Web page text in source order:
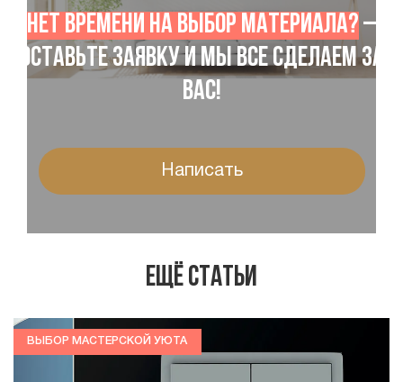
Нет времени на выбор материала?–
Оставьте заявку и мы все сделаем за
Вас!
Написать
Ещё статьи
ВЫБОР МАСТЕРСКОЙ УЮТА